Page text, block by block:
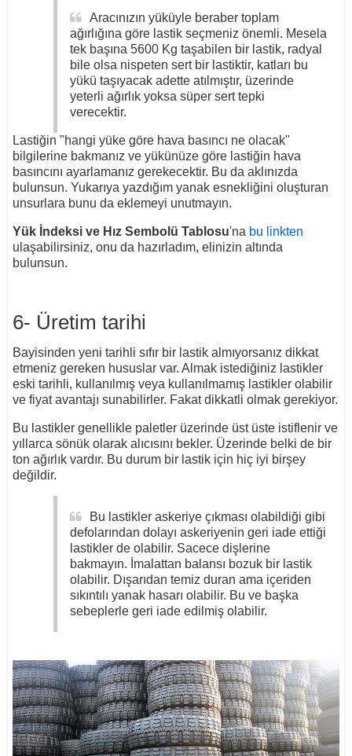
Aracınızın yüküyle beraber toplam
ağırlığına göre lastik seçmeniz önemli. Mesela
tek başına 5600 Kg taşabilen bir lastik, radyal
bile olsa nispeten sert bir lastiktir, katları bu
yükü taşıyacak adette atılmıştır, üzerinde
yeterli ağırlık yoksa süper sert tepki
verecektir.
Lastiğin "hangi yüke göre hava basıncı ne olacak"
bilgilerine bakmanız ve yükünüze göre lastiğin hava
basıncını ayarlamanız gerekecektir. Bu da aklınızda
bulunsun. Yukarıya yazdığım yanak esnekliğini oluşturan
unsurlara bunu da eklemeyi unutmayın.
Yük İndeksi ve Hız Sembolü Tablosu'na bu linkten
ulaşabilirsiniz, onu da hazırladım, elinizin altında
bulunsun.
6- Üretim tarihi
Bayisinden yeni tarihli sıfır bir lastik almıyorsanız dikkat
etmeniz gereken hususlar var. Almak istediğiniz lastikler
eski tarihli, kullanılmış veya kullanılmamış lastikler olabilir
ve fiyat avantajı sunabilirler. Fakat dikkatli olmak gerekiyor.
Bu lastikler genellikle paletler üzerinde üst üste istiflenir ve
yıllarca sönük olarak alıcısını bekler. Üzerinde belki de bir
ton ağırlık vardır. Bu durum bir lastik için hiç iyi birşey
değildir.
Bu lastikler askeriye çıkması olabildiği gibi
defolarından dolayı askeriyenin geri iade ettiği
lastikler de olabilir. Sacece dişlerine
bakmayın. İmalattan balansı bozuk bir lastik
olabilir. Dışarıdan temiz duran ama içeriden
sıkıntılı yanak hasarı olabilir. Bu ve başka
sebeplerle geri iade edilmiş olabilir.